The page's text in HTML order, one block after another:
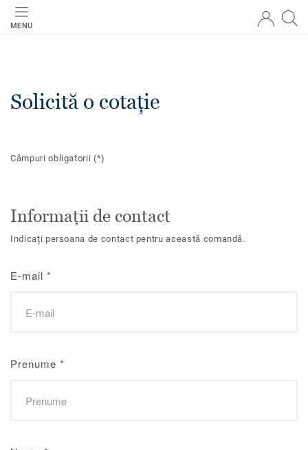
MENU
Solicită o cotație
Câmpuri obligatorii(*)
Informații de contact
Indicați persoana de contact pentru această comandă.
E-mail *
Prenume *